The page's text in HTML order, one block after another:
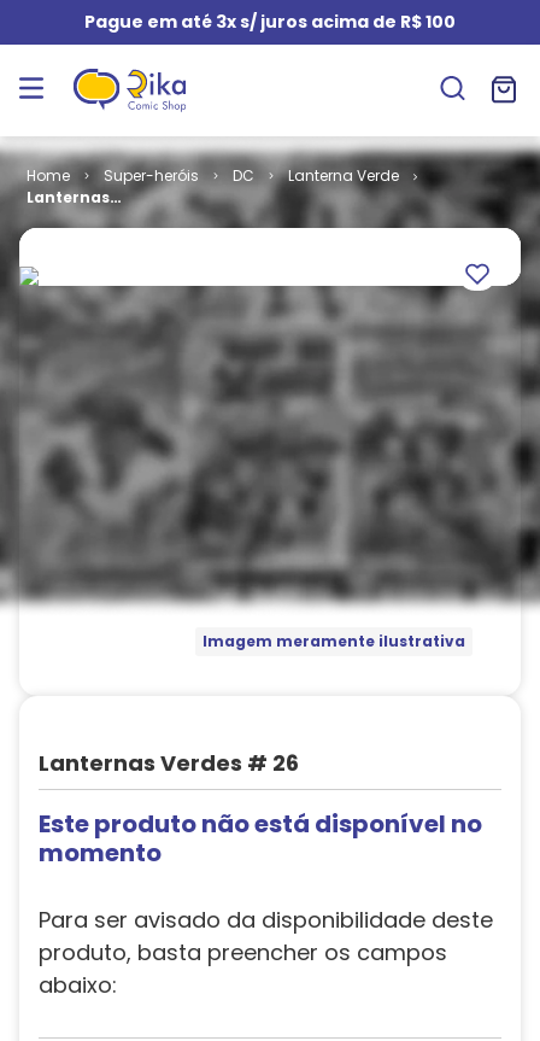
Pague em até 3x s/ juros acima de R$ 100
Super-heróis DC
Lanterna Verde
Lanternas
Verdes # 26
Imagem meramente ilustrativa
Lanternas Verdes # 26
Este produto não está disponível no
momento
Para ser avisado da disponibilidade deste
produto, basta preencher os campos
abaixo: